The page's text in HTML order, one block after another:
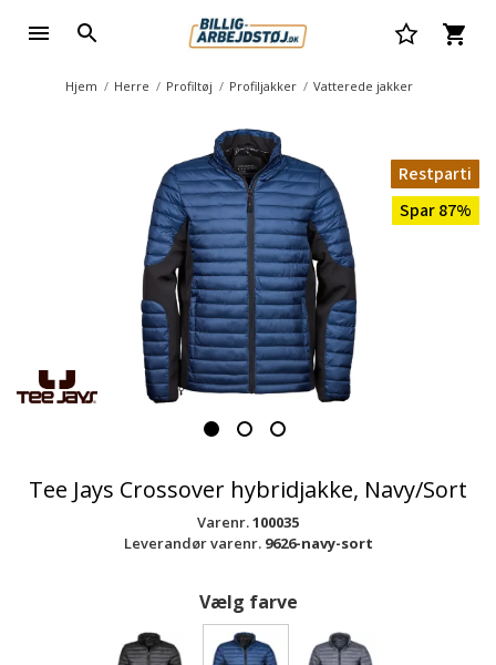
Hjem Herre Profiltøj Profiljakker Vatterede jakker
Restparti
Spar 87%
Tee Jays Crossover hybridjakke, Navy/Sort
Varenr.100035
Leverandør varenr. 9626-navy-sort
Vælg farve